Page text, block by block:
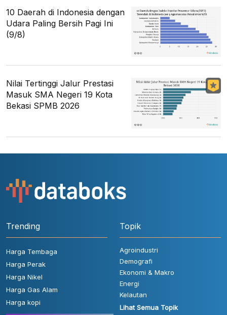
10 Daerah di Indonesia dengan
Udara Paling Bersih Pagi Ini
(9/8)
Nilai Tertinggi Jalur Prestasi
Masuk SMA Negeri 19 Kota
Bekasi SPMB 2026
Trending
Harga Tembaga
Harga Perak
Harga Nikel
Harga Gas Alam
Harga kopi
Topik
Agroindustri
Demografi
Ekonomi & Makro
Energi
Kelautan
Lihat Semua Topik